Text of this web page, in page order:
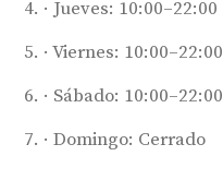
Jueves: 10:00–22:00
Viernes: 10:00–22:00
Sábado: 10:00–22:00
Domingo: Cerrado